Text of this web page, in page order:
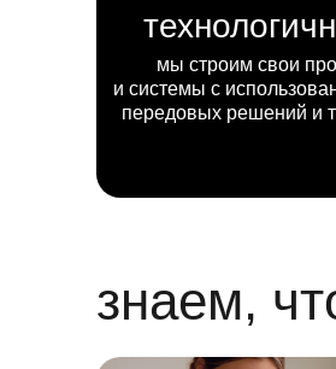
мы строим свои
и системы с
передовых решений и
знаем,